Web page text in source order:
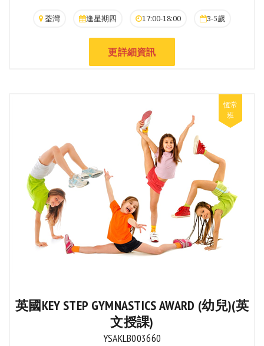
荃灣 逢星期四 17:00-18:00 3-5歲
更詳細資訊
英國KEY STEP GYMNASTICS AWARD (幼兒)(英
文授課)
YSAKLB003660